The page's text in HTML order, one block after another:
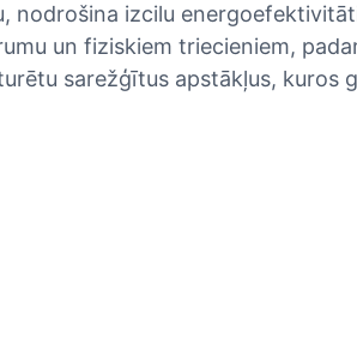
nodrošina izcilu
un fiziskiem triecieniem,
sarežģītus apstākļus, kuros